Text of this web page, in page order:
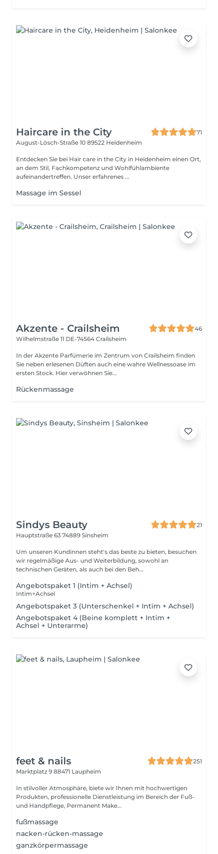
Haircare in the City
71
August-Lösch-Straße 10 89522 Heidenheim
Entdecken Sie bei Hair care in the City in Heidenheim einen Ort,
an dem Stil, Fachkompetenz und Wohlfühlambiente
aufeinandertreffen. Unser erfahrenes ...
Massage im Sessel
Akzente - Crailsheim
46
Wilhelmstraße 11 DE-74564 Crailsheim
In der Akzente Parfümerie im Zentrum von Crailsheim finden
Sie neben erlesenen Düften auch eine wahre Wellnessoase im
ersten Stock. Hier verwöhnen Sie...
Rückenmassage
Sindys Beauty
21
Hauptstraße 63 74889 Sinsheim
Um unseren Kundinnen steht's das beste zu bieten, besuchen
wir regelmäßige Aus- und Weiterbildung, sowohl an
technischen Geräten, als auch bei den Beh...
Angebotspaket 1 (Intim + Achsel)
Intim+Achsel
Angebotspaket 3 (Unterschenkel + Intim + Achsel)
Angebotspaket 4 (Beine komplett + Intim +
Achsel + Unterarme)
feet & nails
251
Marktplatz 9 88471 Laupheim
In stilvoller Atmosphäre, biete wir Ihnen mit hochwertigen
Produkten, professionelle Dienstleistung im Bereich der Fuß-
und Handpflege, Permanent Make...
fußmassage
nacken-rücken-massage
ganzkörpermassage